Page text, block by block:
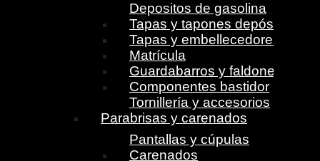
Depositos de gasolina
Tapas y tapones depósito
Tapas y embellecedores
Matrícula
Guardabarros y faldones
Componentes bastidor
Tornillería y accesorios
Parabrisas y carenados
Pantallas y cúpulas
Carenados